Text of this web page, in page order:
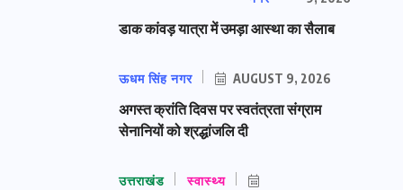
डाक कांवड़ यात्रा में उमड़ा आस्था का सैलाब
ऊधम सिंह नगर AUGUST 9, 2026
अगस्त क्रांति दिवस पर स्वतंत्रता संग्राम
सेनानियों को श्रद्धांजलि दी
उत्तराखंड स्वास्थ्य